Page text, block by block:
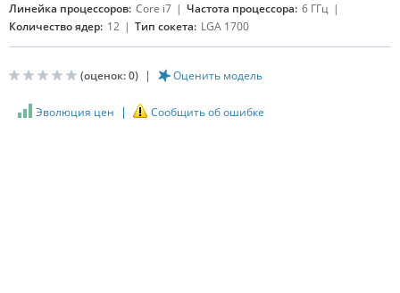
Линейка процессоров: Core i7 Частота процессора: 6 ГГц
Количество ядер: 12 Тип сокета: LGA 1700
(оценок:0) Оценить модель
Эволюция цен Сообщить об ошибке